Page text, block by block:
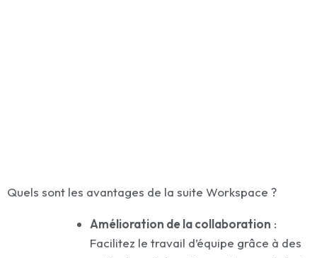
Quels sont les avantages de la suite Workspace ?
Amélioration de la collaboration :
Facilitez le travail d’équipe grâce à des